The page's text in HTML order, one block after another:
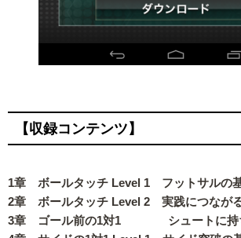
【収録コンテンツ】
1章 ボールタッチ Level 1 フットサルの
2章 ボールタッチ Level 2 実践につなが
3章 ゴール前の1対1 シュートに持